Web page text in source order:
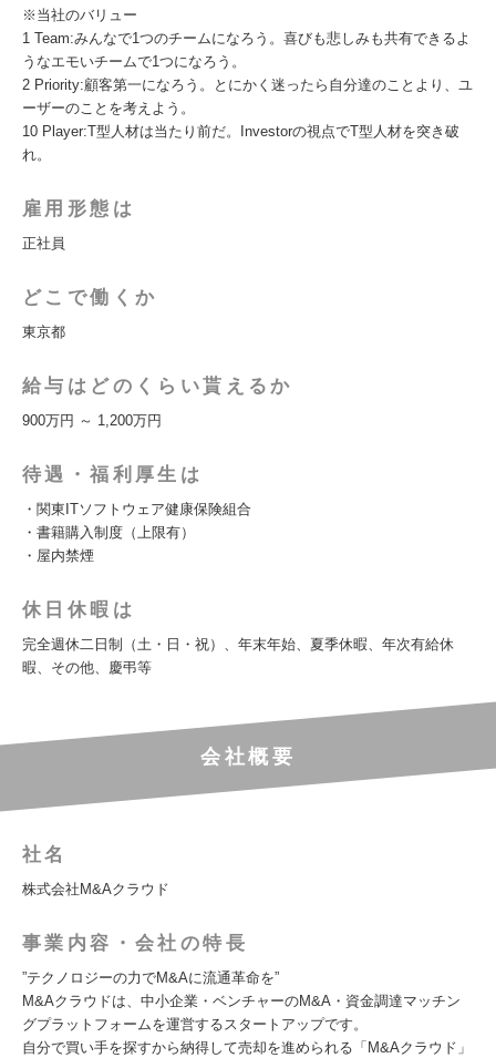
※当社のバリュー
1 Team:みんなで1つのチームになろう。喜びも悲しみも共有できるよ
うなエモいチームで1つになろう。
2 Priority:顧客第一になろう。とにかく迷ったら自分達のことより、ユ
ーザーのことを考えよう。
10 Player:T型人材は当たり前だ。Investorの視点でT型人材を突き破
れ。
雇用形態は
正社員
どこで働くか
東京都
給与はどのくらい貰えるか
900万円 ～ 1,200万円
待遇・福利厚生は
・関東ITソフトウェア健康保険組合
・書籍購入制度（上限有）
・屋内禁煙
休日休暇は
完全週休二日制（土・日・祝）、年末年始、夏季休暇、年次有給休
暇、その他、慶弔等
会社概要
社名
株式会社M&Aクラウド
事業内容・会社の特長
”テクノロジーの力でM&Aに流通革命を”
M&Aクラウドは、中小企業・ベンチャーのM&A・資金調達マッチン
グプラットフォームを運営するスタートアップです。
自分で買い手を探すから納得して売却を進められる「M&Aクラウド」